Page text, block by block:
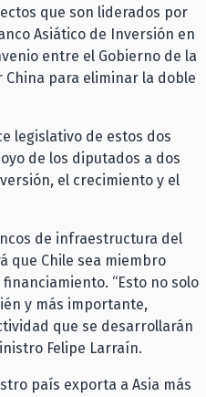
que son liderados por
Asiático de Inversión en
entre el Gobierno de la
China para eliminar la doble
legislativo de estos dos
de los diputados a dos
el crecimiento y el
de infraestructura del
que Chile sea miembro
“Esto no solo
y más importante,
que se desarrollarán
Felipe Larraín.
país exporta a Asia más